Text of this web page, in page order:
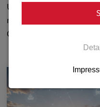
neuesten Stand und
Gestaltung der Zukunft
Notwendige